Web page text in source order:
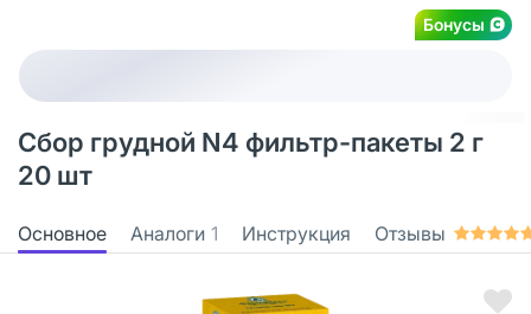
Бонусы
Сбор грудной N4 фильтр-пакеты 2 г
20 шт
Основное Аналоги 1 Инструкция Отзывы